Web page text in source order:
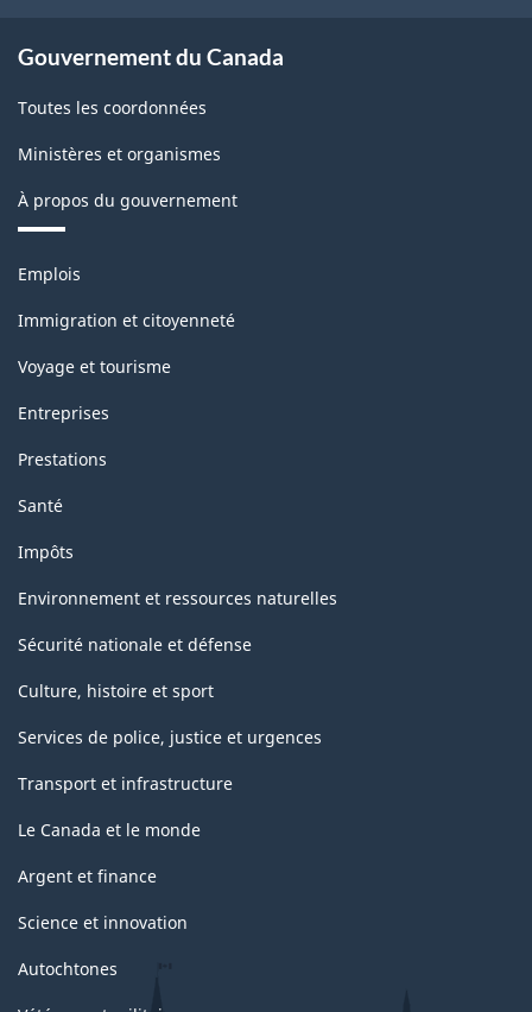
Gouvernement du Canada
Toutes les coordonnées
Ministères et organismes
À propos du gouvernement
Thèmes
sujets
Emplois
Immigration et citoyenneté
Voyage et tourisme
Entreprises
Prestations
Santé
Impôts
Environnement et ressources naturelles
Sécurité nationale et défense
Culture, histoire et sport
Services de police, justice et urgences
Transport et infrastructure
Le Canada et le monde
Argent et finance
Science et innovation
Autochtones